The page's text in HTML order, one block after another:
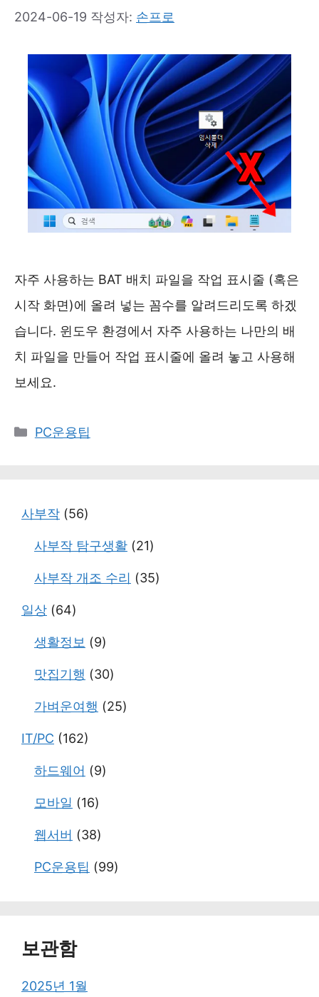
2024-06-19 작성자: 손프로
자주 사용하는 BAT 배치 파일을 작업 표시줄 (혹은
시작 화면)에 올려 넣는 꼼수를 알려드리도록 하겠
습니다. 윈도우 환경에서 자주 사용하는 나만의 배
치 파일을 만들어 작업 표시줄에 올려 놓고 사용해
보세요.
카
PC운용팁
사부작 (56)
사부작 탐구생활 (21)
사부작 개조 수리 (35)
일상 (64)
생활정보 (9)
맛집기행 (30)
가벼운여행 (25)
IT/PC (162)
하드웨어 (9)
모바일 (16)
웹서버 (38)
PC운용팁 (99)
보관함
2025년 1월